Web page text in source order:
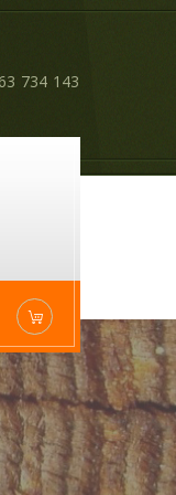
734 143